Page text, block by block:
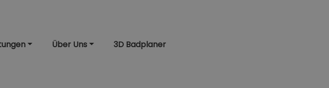
Über Uns 3D Badplaner